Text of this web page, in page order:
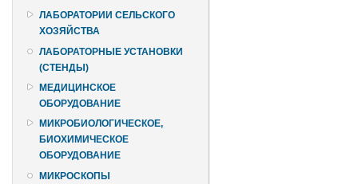
ЛАБОРАТОРИИ СЕЛЬСКОГО
ХОЗЯЙСТВА
ЛАБОРАТОРНЫЕ УСТАНОВКИ
(СТЕНДЫ)
МЕДИЦИНСКОЕ
ОБОРУДОВАНИЕ
МИКРОБИОЛОГИЧЕСКОЕ,
БИОХИМИЧЕСКОЕ
ОБОРУДОВАНИЕ
МИКРОСКОПЫ